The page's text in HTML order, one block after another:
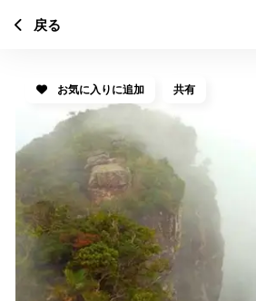
お気に入りに追加 共有
戻る